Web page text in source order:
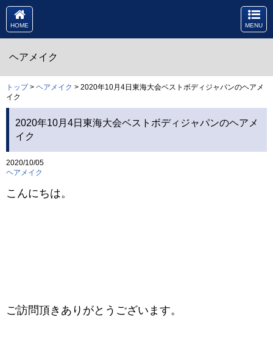
HOME MENU
ヘアメイク
トップ> ヘアメイク > 2020年10月4日東海大会ベストボディジャパンのヘアメ
イク
2020年10月4日東海大会ベストボディジャパンのヘアメ
イク
2020/10/05
ヘアメイク
こんにちは。
ご訪問頂きありがとうございます。